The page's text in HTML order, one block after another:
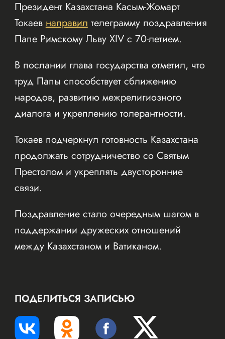
Президент Казахстана Касым-Жомарт
Токаевнаправилтелеграмму поздравления
Папе Римскому Льву XIV с 70-летием.
В послании глава государства отметил, что
труд Папы способствует сближению
народов, развитию межрелигиозного
диалога и укреплению толерантности.
Токаев подчеркнул готовность Казахстана
продолжать сотрудничество со Святым
Престолом и укреплять двусторонние
связи.
Поздравление стало очередным шагом в
поддержании дружеских отношений
между Казахстаном и Ватиканом.
ПОДЕЛИТЬСЯ ЗАПИСЬЮ